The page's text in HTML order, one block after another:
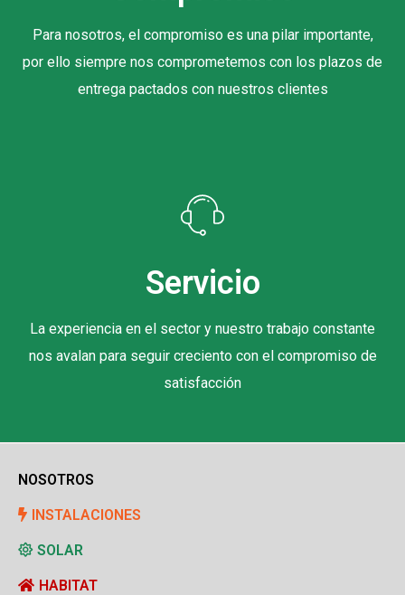
Para nosotros, el compromiso es una pilar importante,
por ello siempre nos comprometemos con los plazos de
entrega pactados con nuestros clientes
Servicio
La experiencia en el sector y nuestro trabajo constante
nos avalan para seguir creciento con el compromiso de
satisfacción
NOSOTROS
INSTALACIONES
SOLAR
HABITAT